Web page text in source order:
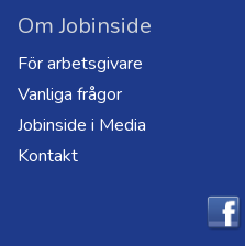
Om Jobinside
För arbetsgivare
Vanliga frågor
Jobinside i Media
Kontakt